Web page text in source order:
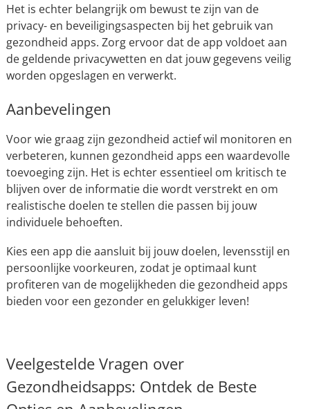
Het is echter belangrijk om bewust te zijn van de
privacy- en beveiligingsaspecten bij het gebruik van
gezondheid apps. Zorg ervoor dat de app voldoet aan
de geldende privacywetten en dat jouw gegevens veilig
worden opgeslagen en verwerkt.
Aanbevelingen
Voor wie graag zijn gezondheid actief wil monitoren en
verbeteren, kunnen gezondheid apps een waardevolle
toevoeging zijn. Het is echter essentieel om kritisch te
blijven over de informatie die wordt verstrekt en om
realistische doelen te stellen die passen bij jouw
individuele behoeften.
Kies een app die aansluit bij jouw doelen, levensstijl en
persoonlijke voorkeuren, zodat je optimaal kunt
profiteren van de mogelijkheden die gezondheid apps
bieden voor een gezonder en gelukkiger leven!
Veelgestelde Vragen over
Gezondheidsapps: Ontdek de Beste